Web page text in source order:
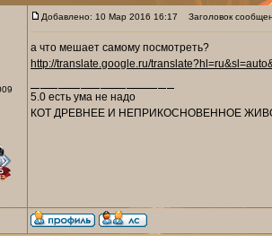
Добавлено: 10 Мар 2016 16:17 Заголовок
а что мешает самому посмотреть?
http://translate.google.ru/
5.0 есть ума не надо
КОТ ДРЕВНЕЕ И НЕПРИКОСНОВЕННОЕ